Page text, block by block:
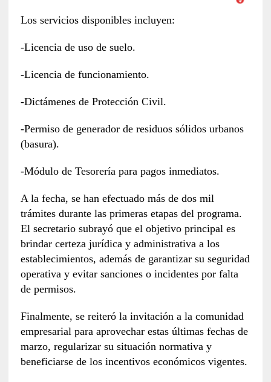
Los servicios disponibles incluyen:
-Licencia de uso de suelo.
-Licencia de funcionamiento.
-Dictámenes de Protección Civil.
-Permiso de generador de residuos sólidos urbanos
(basura).
-Módulo de Tesorería para pagos inmediatos.
A la fecha, se han efectuado más de dos mil
trámites durante las primeras etapas del programa.
El secretario subrayó que el objetivo principal es
brindar certeza jurídica y administrativa a los
establecimientos, además de garantizar su seguridad
operativa y evitar sanciones o incidentes por falta
de permisos.
Finalmente, se reiteró la invitación a la comunidad
empresarial para aprovechar estas últimas fechas de
marzo, regularizar su situación normativa y
beneficiarse de los incentivos económicos vigentes.